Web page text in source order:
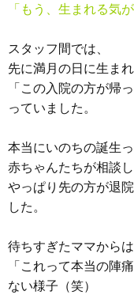
「もう、生まれる気
スタッフ間では、
先に満月の日に生ま
「この入院の方が帰
っていました。
本当にいのちの誕生
赤ちゃんたちが相談
やっぱり先の方が退
した。
待ちすぎたママからは
「これって本当の陣
ない様子（笑）